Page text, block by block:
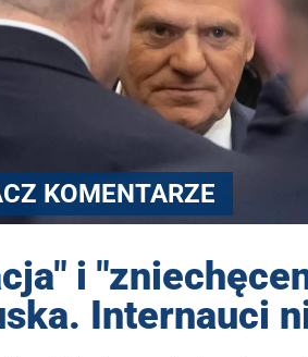
KOMENTARZE
i
Internauci